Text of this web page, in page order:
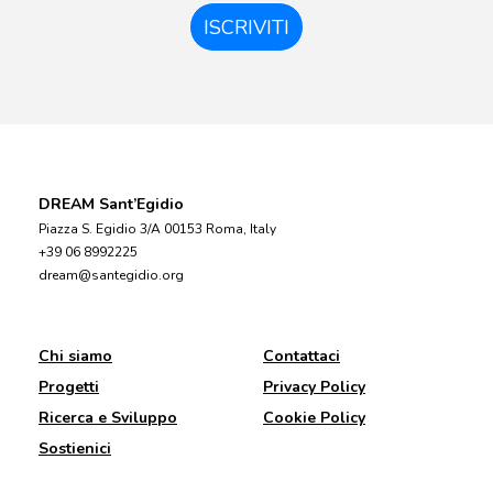
ISCRIVITI
DREAM Sant’Egidio
Piazza S. Egidio 3/A 00153 Roma, Italy
+39 06 8992225
dream@santegidio.org
Chi siamo
Progetti
Ricerca e Sviluppo
Sostienici
Contattaci
Privacy Policy
Cookie Policy